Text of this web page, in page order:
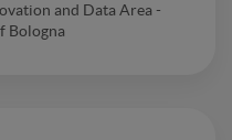
and Data Area -
Bologna